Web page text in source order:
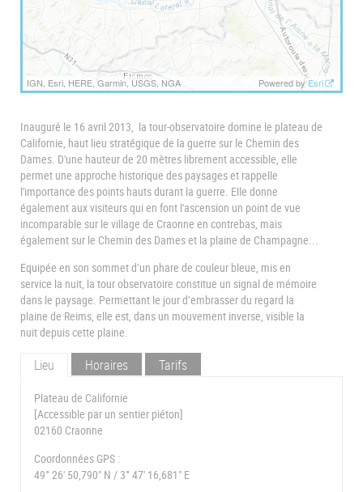
IGN, Esri, HERE, Garmin, USGS, NGA Powered byEsri
Inauguré le 16 avril 2013, la tour-observatoire domine le plateau de
Californie, haut lieu stratégique de la guerre sur le Chemin des
Dames. D'une hauteur de 20 mètres librement accessible, elle
permet une approche historique des paysages et rappelle
l'importance des points hauts durant la guerre. Elle donne
également aux visiteurs qui en font l'ascension un point de vue
incomparable sur le village de Craonne en contrebas, mais
également sur le Chemin des Dames et la plaine de Champagne...
Equipée en son sommet d’un phare de couleur bleue, mis en
service la nuit, la tour observatoire constitue un signal de mémoire
dans le paysage. Permettant le jour d’embrasser du regard la
plaine de Reims, elle est, dans un mouvement inverse, visible la
nuit depuis cette plaine.
Lieu Horaires Tarifs
Plateau de Californie
[Accessible par un sentier piéton]
02160 Craonne
Coordonnées GPS :
49° 26' 50,790" N / 3° 47' 16,681" E